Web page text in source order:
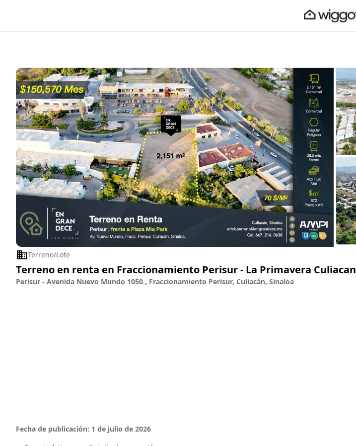
Terreno/Lote
Terreno en renta en Fraccionamiento Perisur - La Primavera Culiacan
Perisur - Avenida Nuevo Mundo 1050 , Fraccionamiento Perisur, Culiacán, Sinaloa
Fecha de publicación: 1 de julio de 2026